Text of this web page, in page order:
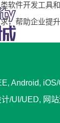
类软件开发工具
求，帮助企业提升
Android,
/UI/UED, 网